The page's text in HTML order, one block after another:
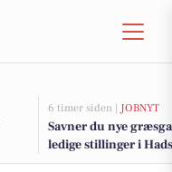
6 timer siden | JOBNYT
Savner du nye
ledige stillinger i